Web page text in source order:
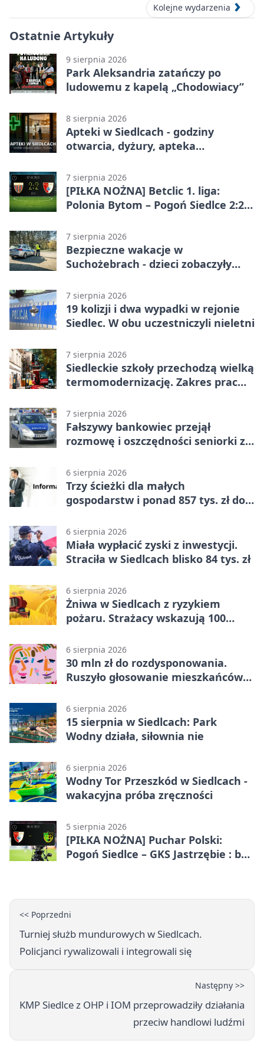
Kolejne wydarzenia
Ostatnie Artykuły
9 sierpnia 2026
Park Aleksandria zatańczy po
ludowemu z kapelą „Chodowiacy”
8 sierpnia 2026
Apteki w Siedlcach - godziny
otwarcia, dyżury, apteka
7 sierpnia 2026
[PIŁKA NOŻNA] Betclic 1. liga:
Polonia Bytom – Pogoń Siedlce 2:2.
emocjonującej końcówce
7 sierpnia 2026
Bezpieczne wakacje w
Suchożebrach - dzieci zobaczyły
7 sierpnia 2026
19 kolizji i dwa wypadki w rejonie
Siedlec. W obu uczestniczyli nieletni
7 sierpnia 2026
Siedleckie szkoły przechodzą wielką
termomodernizację. Zakres prac
7 sierpnia 2026
Fałszywy bankowiec przejął
rozmowę i oszczędności seniorki z
6 sierpnia 2026
Trzy ścieżki dla małych
gospodarstw i ponad 857 tys. zł do
6 sierpnia 2026
Miała wypłacić zyski z inwestycji.
Straciła w Siedlcach blisko 84 tys. zł
6 sierpnia 2026
Żniwa w Siedlcach z ryzykiem
pożaru. Strażacy wskazują 100
6 sierpnia 2026
30 mln zł do rozdysponowania.
Ruszyło głosowanie mieszkańców
6 sierpnia 2026
15 sierpnia w Siedlcach: Park
Wodny działa, siłownia nie
6 sierpnia 2026
Wodny Tor Przeszkód w Siedlcach -
wakacyjna próba zręczności
5 sierpnia 2026
[PIŁKA NOŻNA] Puchar Polski:
Pogoń Siedlce – GKS Jastrzębie : bez
<< Poprzedni
Turniej służb mundurowych w Siedlcach.
Policjanci rywalizowali i integrowali się
Następny >>
KMP Siedlce z OHP i IOM przeprowadziły działania
przeciw handlowi ludźmi